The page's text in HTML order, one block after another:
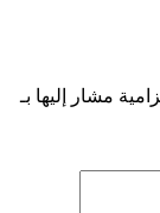
مشار إليها بـ